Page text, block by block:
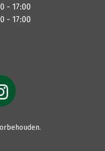
- 17:00
- 17:00